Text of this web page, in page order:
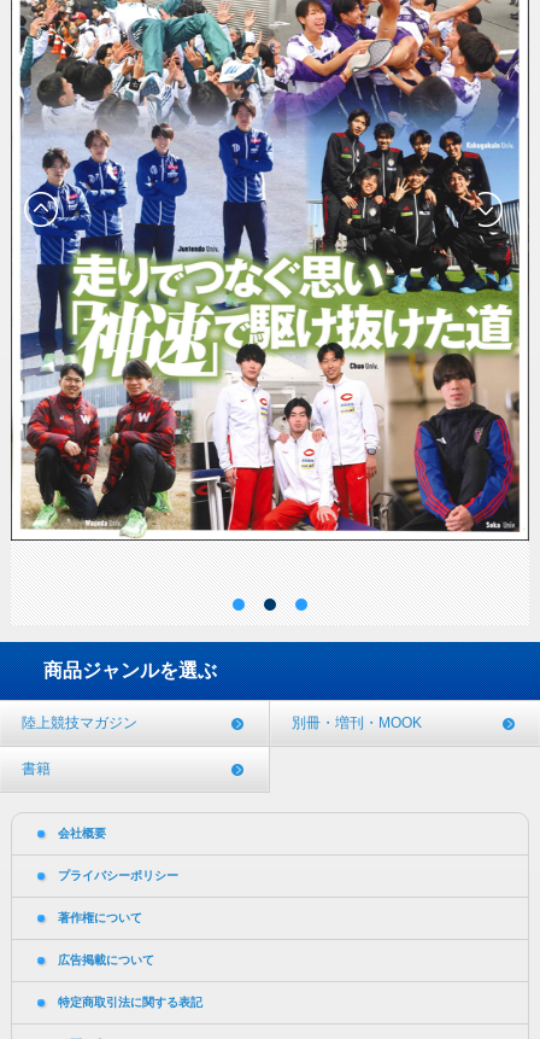
商品ジャンルを選ぶ
陸上競技マガジン 別冊・増刊・MOOK
書籍
会社概要
プライバシーポリシー
著作権について
広告掲載について
特定商取引法に関する表記